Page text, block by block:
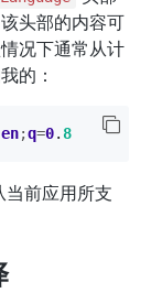
该头部的内容可
况下通常从计
的：
en;q=0. 8
当前应用所支